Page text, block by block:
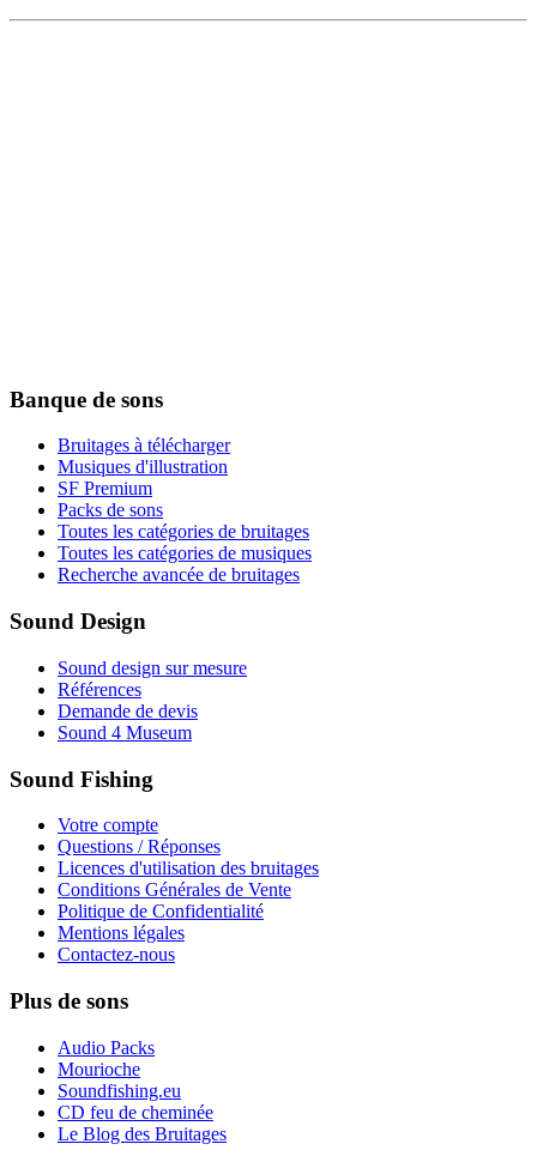
Banque de sons
Bruitages à télécharger
Musiques d'illustration
SF Premium
Packs de sons
Toutes les catégories de bruitages
Toutes les catégories de musiques
Recherche avancée de bruitages
Sound Design
Sound design sur mesure
Références
Demande de devis
Sound 4 Museum
Sound Fishing
Votre compte
Questions / Réponses
Licences d'utilisation des bruitages
Conditions Générales de Vente
Politique de Confidentialité
Mentions légales
Contactez-nous
Plus de sons
Audio Packs
Mourioche
Soundfishing.eu
CD feu de cheminée
Le Blog des Bruitages